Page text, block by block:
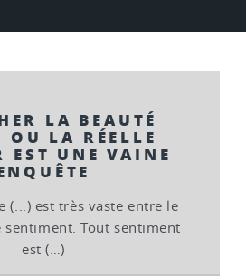
LA BEAUTÉ
OU LA RÉELLE
EST UNE VAINE
(...) est très vaste entre le
sentiment. Tout sentiment
est (…)